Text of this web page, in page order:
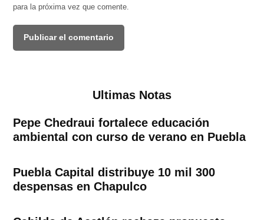
para la próxima vez que comente.
Ultimas Notas
Pepe Chedraui fortalece educación
ambiental con curso de verano en Puebla
Puebla Capital distribuye 10 mil 300
despensas en Chapulco